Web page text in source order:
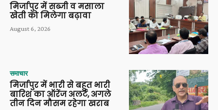
मिर्जापुर में सब्जी व मसाला
खेती को मिलेगा बढ़ावा
August 6, 2026
समाचार
मिर्जापुर में भारी से बहुत भारी
बारिश का ऑरेंज अलर्ट, अगले
तीन दिन मौसम रहेगा खराब